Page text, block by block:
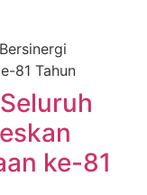
ke-81